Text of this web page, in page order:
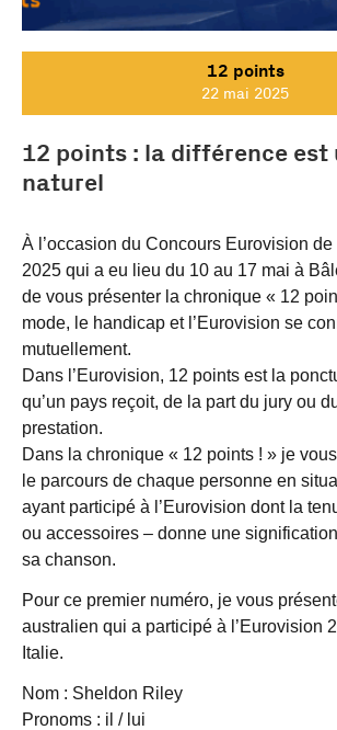
12 points
22 mai 2025
12 points : la différence est
naturel
À l’occasion du Concours Eurovision
2025 qui a eu lieu du 10 au 17 mai à
de vous présenter la chronique « 12
mode, le handicap et l’Eurovision se
mutuellement.
Dans l’Eurovision, 12 points est la
qu’un pays reçoit, de la part du jury ou
prestation.
Dans la chronique « 12 points ! » je
le parcours de chaque personne en
ayant participé à l’Eurovision dont la
ou accessoires – donne une
sa chanson.
Pour ce premier numéro, je vous
australien qui a participé à l’Eurovision
Italie.
Nom : Sheldon Riley
Pronoms : il / lui